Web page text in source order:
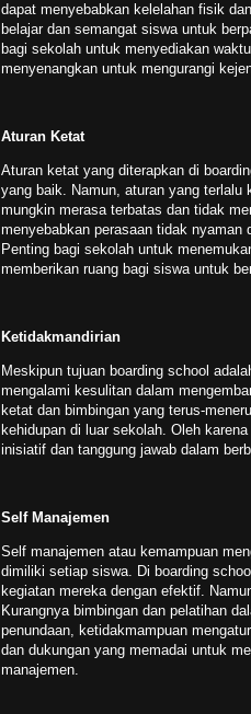
dapat menyebabkan kelelahan fisik
belajar dan semangat siswa untuk
bagi sekolah untuk menyediakan
menyenangkan untuk mengurangi
Aturan Ketat
Aturan ketat yang diterapkan di
yang baik. Namun, aturan yang terlalu
mungkin merasa terbatas dan tidak
menyebabkan perasaan tidak nyaman
Penting bagi sekolah untuk
memberikan ruang bagi siswa untuk
Ketidakmandirian
Meskipun tujuan boarding school
mengalami kesulitan dalam
ketat dan bimbingan yang terus-
kehidupan di luar sekolah. Oleh
inisiatif dan tanggung jawab dalam
Self Manajemen
Self manajemen atau kemampuan
dimiliki setiap siswa. Di boarding
kegiatan mereka dengan efektif.
Kurangnya bimbingan dan pelatihan
penundaan, ketidakmampuan
dan dukungan yang memadai untuk
manajemen.